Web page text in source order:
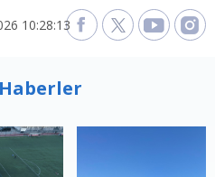
10:28:13